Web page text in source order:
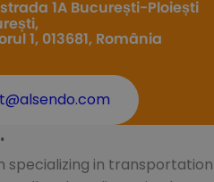
1A București-Ploiești
1, 013681, România
specializing in transportation